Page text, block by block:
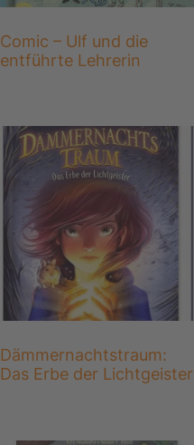
Comic – Ulf und die
entführte Lehrerin
Dämmernachtstraum:
Das Erbe der Lichtgeister